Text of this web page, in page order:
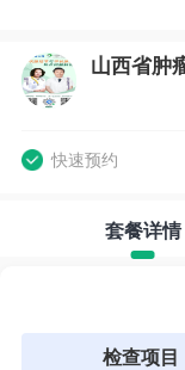
快速预约
套餐详情
检查项目